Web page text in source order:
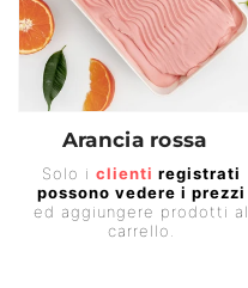
Arancia rossa
Prezzo
di
Solo iclienti registrati
possono vedere i prezzi
ed aggiungere prodotti al
carrello.